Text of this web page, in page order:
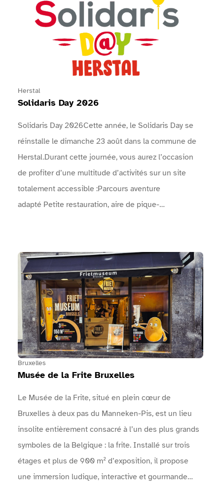
Herstal
Solidaris Day 2026
Solidaris Day 2026Cette année, le Solidaris Day se
réinstalle le dimanche 23 août dans la commune de
Herstal.Durant cette journée, vous aurez l’occasion
de profiter d’une multitude d’activités sur un site
totalement accessible :Parcours aventure
adapté Petite restauration, aire de pique-
dimanche 23 août ! Vous ne serez pas déçus !Le
programme complet des concerts, animations, sports,
… : Une arche permet d'identifier l'entrée de
l'événement.Un point info est présent près des
entrées.Des zones sanitaires sont à disposition.Des
points d'eau sont mis à disposition.Une vidéo en
langue des signes réalisée par Surdimobil, présente
l'événement sur le site internet de l'événement
Bruxelles
Musée de la Frite Bruxelles
Le Musée de la Frite, situé en plein cœur de
Bruxelles à deux pas du Manneken-Pis, est un lieu
insolite entièrement consacré à l’un des plus grands
symboles de la Belgique : la frite. Installé sur trois
étages et plus de 900 m² d’exposition, il propose
une immersion ludique, interactive et gourmande
Voir Musée de la Frite Bruxelles